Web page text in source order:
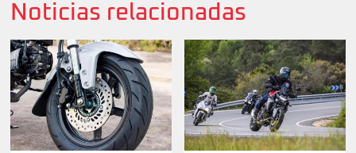
Noticias relacionadas